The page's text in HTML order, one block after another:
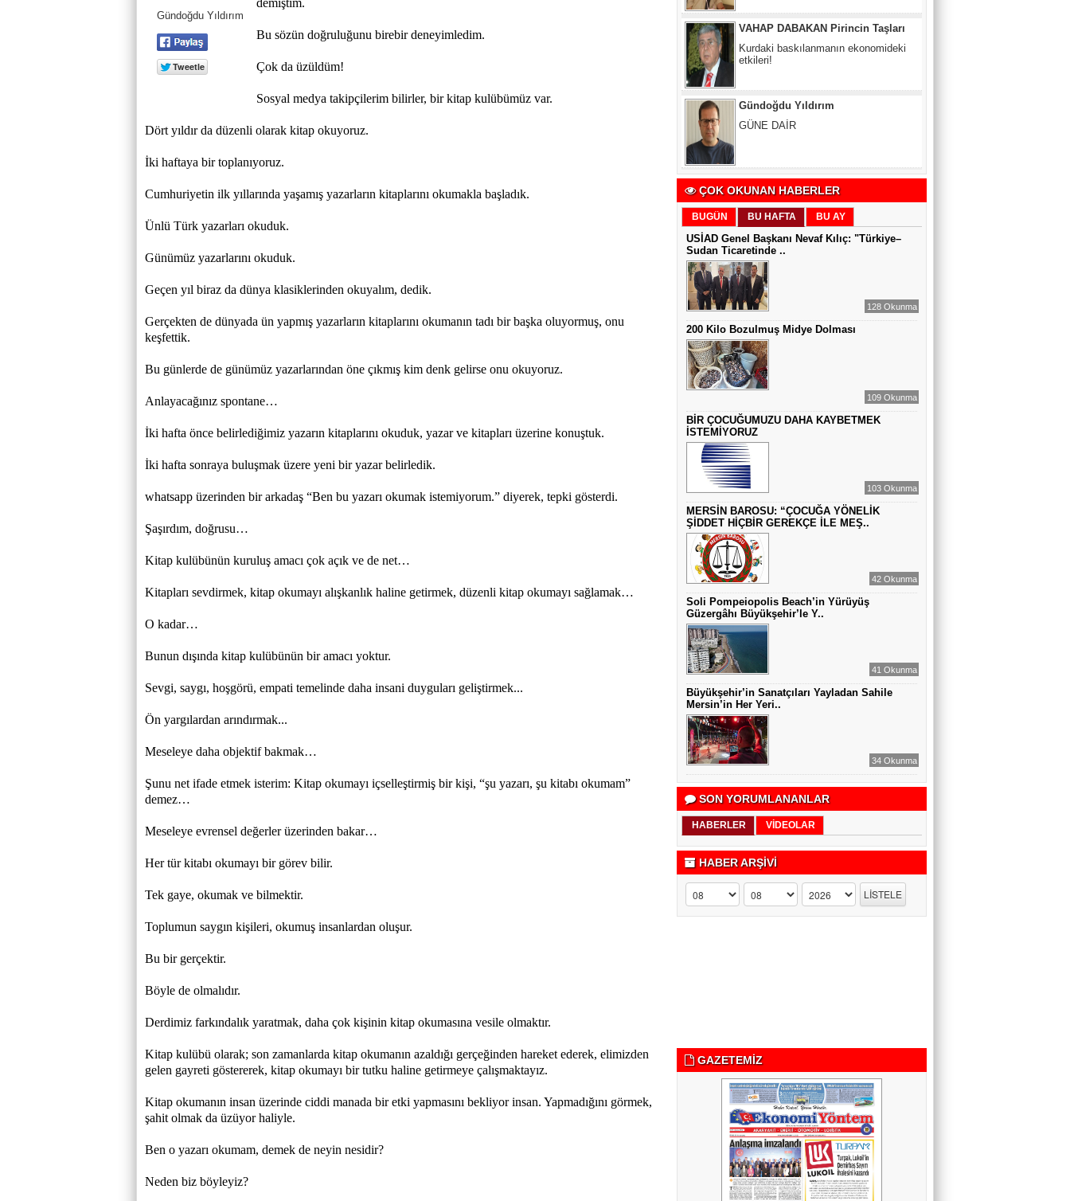
Gündoğdu Yıldırım
demiştim.
Bu sözün doğruluğunu birebir deneyimledim.
Çok da üzüldüm!
Sosyal medya takipçilerim bilirler, bir kitap kulübümüz var.
Dört yıldır da düzenli olarak kitap okuyoruz.
İki haftaya bir toplanıyoruz.
Cumhuriyetin ilk yıllarında yaşamış yazarların kitaplarını okumakla başladık.
Ünlü Türk yazarları okuduk.
Günümüz yazarlarını okuduk.
Geçen yıl biraz da dünya klasiklerinden okuyalım, dedik.
Gerçekten de dünyada ün yapmış yazarların kitaplarını okumanın tadı bir başka oluyormuş, onu
keşfettik.
Bu günlerde de günümüz yazarlarından öne çıkmış kim denk gelirse onu okuyoruz.
Anlayacağınız spontane…
İki hafta önce belirlediğimiz yazarın kitaplarını okuduk, yazar ve kitapları üzerine konuştuk.
İki hafta sonraya buluşmak üzere yeni bir yazar belirledik.
whatsapp üzerinden bir arkadaş “Ben bu yazarı okumak istemiyorum.” diyerek, tepki gösterdi.
Şaşırdım, doğrusu…
Kitap kulübünün kuruluş amacı çok açık ve de net…
Kitapları sevdirmek, kitap okumayı alışkanlık haline getirmek, düzenli kitap okumayı sağlamak…
O kadar…
Bunun dışında kitap kulübünün bir amacı yoktur.
Sevgi, saygı, hoşgörü, empati temelinde daha insani duyguları geliştirmek...
Ön yargılardan arındırmak...
Meseleye daha objektif bakmak…
Şunu net ifade etmek isterim: Kitap okumayı içselleştirmiş bir kişi, “şu yazarı, şu kitabı okumam”
demez…
Meseleye evrensel değerler üzerinden bakar…
Her tür kitabı okumayı bir görev bilir.
Tek gaye, okumak ve bilmektir.
Toplumun saygın kişileri, okumuş insanlardan oluşur.
Bu bir gerçektir.
Böyle de olmalıdır.
Derdimiz farkındalık yaratmak, daha çok kişinin kitap okumasına vesile olmaktır.
Kitap kulübü olarak; son zamanlarda kitap okumanın azaldığı gerçeğinden hareket ederek, elimizden
gelen gayreti göstererek, kitap okumayı bir tutku haline getirmeye çalışmaktayız.
Kitap okumanın insan üzerinde ciddi manada bir etki yapmasını bekliyor insan. Yapmadığını görmek,
şahit olmak da üzüyor haliyle.
Ben o yazarı okumam, demek de neyin nesidir?
Neden biz böyleyiz?
GÜNE DAİR
Zeynel Aslan
Sıddıka BALAKAN
DİJİTAL VİCDAN
Gül Saydam
SEN BENİ UNUTSAN DA
MUAZZEZ TOĞRUL
ZAMANA DUR DEMEK OLMAZ
VAHAP DABAKAN Pirincin Taşları
Kurdaki baskılanmanın ekonomideki
etkileri!
ÇOK OKUNAN HABERLER
BUGÜN BU HAFTA BU AY
USİAD Genel Başkanı Nevaf Kılıç: "Türkiye–
Sudan Ticaretinde ..
128 Okunma
200 Kilo Bozulmuş Midye Dolması
109 Okunma
BİR ÇOCUĞUMUZU DAHA KAYBETMEK
İSTEMİYORUZ
103 Okunma
MERSİN BAROSU: “ÇOCUĞA YÖNELİK
ŞİDDET HİÇBİR GEREKÇE İLE MEŞ..
42 Okunma
Soli Pompeiopolis Beach’in Yürüyüş
Güzergâhı Büyükşehir’le Y..
41 Okunma
Büyükşehir’in Sanatçıları Yayladan Sahile
Mersin’in Her Yeri..
34 Okunma
SON YORUMLANANLAR
HABERLER VİDEOLAR
HABER ARŞİVİ
GAZETEMİZ